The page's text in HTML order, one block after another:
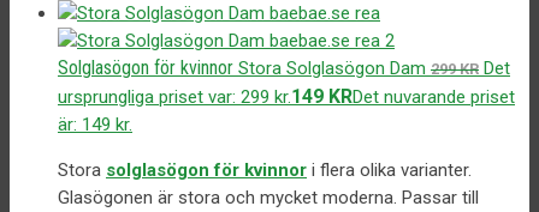
Solglasögon för kvinnor Stora Solglasögon Dam 299KR Det
ursprungliga priset var: 299 kr.149 KRDet nuvarande priset
är: 149 kr.
Stora solglasögon för kvinnor i flera olika varianter.
Glasögonen är stora och mycket moderna. Passar till